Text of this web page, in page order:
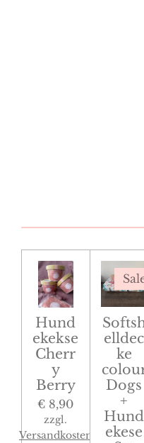
Hund
ekekse
Cherr
y
Berry
€ 8,90
zzgl.
Versandkosten
elldec
ke
Dogs
+
Hund
ekese